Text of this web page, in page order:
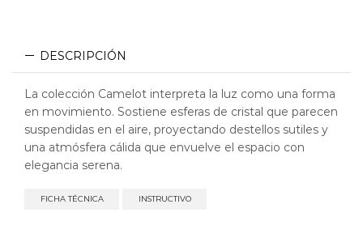
DESCRIPCIÓN
La colección Camelot interpreta la luz como una forma
en movimiento. Sostiene esferas de cristal que parecen
suspendidas en el aire, proyectando destellos sutiles y
una atmósfera cálida que envuelve el espacio con
elegancia serena.
FICHA TÉCNICA INSTRUCTIVO